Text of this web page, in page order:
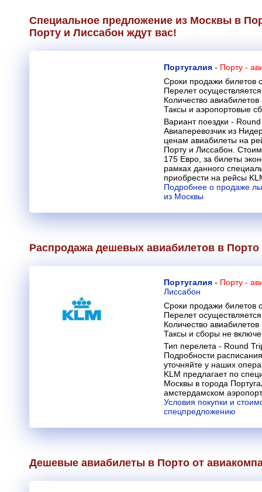
Специальное предложение из Москвы в
Порту и Лиссабон ждут вас!
Португалия - Порту -
Сроки продажи билетов
Перелет
Количество
Таксы и аэропортовые
Вариант поездки -
Авиаперевозчик из
ценам авиабилеты на
Порту и Лиссабон.
175 Евро, за билеты
рамках данного
приобрести на рейсы
Подробнее о продаже
из Москвы
Распродажа дешевых авиабилетов в Порто
Португалия - Порту -
Лиссабон
Сроки продажи билетов
Перелет
Количество
Таксы и сборы не
Тип перелета - Round
Подробности
уточняйте у наших
KLM предлагает по
Москвы в города
амстердамском
Условия покупки и
спецпредложению
Дешевые авиабилеты в Порто от